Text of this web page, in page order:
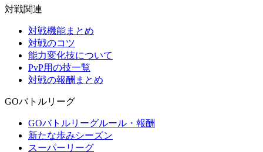
対戦関連
対戦機能まとめ
対戦のコツ
能力変化技について
PvP用の技一覧
対戦の報酬まとめ
GOバトルリーグ
GOバトルリーグルール・報酬
新たな歩みシーズン
スーパーリーグ